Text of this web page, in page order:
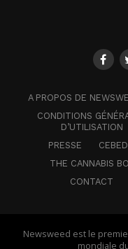
A PROPOS DE
CONDITIONS
D’UTILISATION
PRESSE
THE CANNABIS
CONTACT
Newsweed est le
mondiale